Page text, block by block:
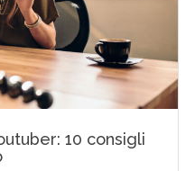
10 consigli